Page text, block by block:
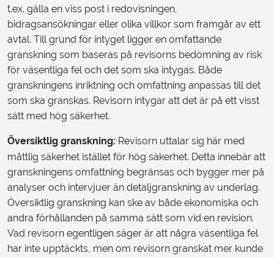
t.ex. gälla en viss post i redovisningen,
bidragsansökningar eller olika villkor som framgår av ett
avtal. Till grund för intyget ligger en omfattande
granskning som baseras på revisorns bedömning av risk
för väsentliga fel och det som ska intygas. Både
granskningens inriktning och omfattning anpassas till det
som ska granskas. Revisorn intygar att det är på ett visst
sätt med hög säkerhet.
Översiktlig granskning: Revisorn uttalar sig här med
måttlig säkerhet istället för hög säkerhet. Detta innebär att
granskningens omfattning begränsas och bygger mer på
analyser och intervjuer än detaljgranskning av underlag.
Översiktlig granskning kan ske av både ekonomiska och
andra förhållanden på samma sätt som vid en revision.
Vad revisorn egentligen säger är att några väsentliga fel
har inte upptäckts, men om revisorn granskat mer kunde